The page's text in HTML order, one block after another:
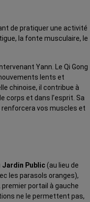
de pratiquer une activité
la fonte musculaire, le
Yann. Le Qi Gong
lents et
chinoise, il contribue à
corps et dans l’esprit. Sa
vos muscles et
Jardin Public(au lieu de
les parasols oranges),
portail à gauche
ne le permettent pas,